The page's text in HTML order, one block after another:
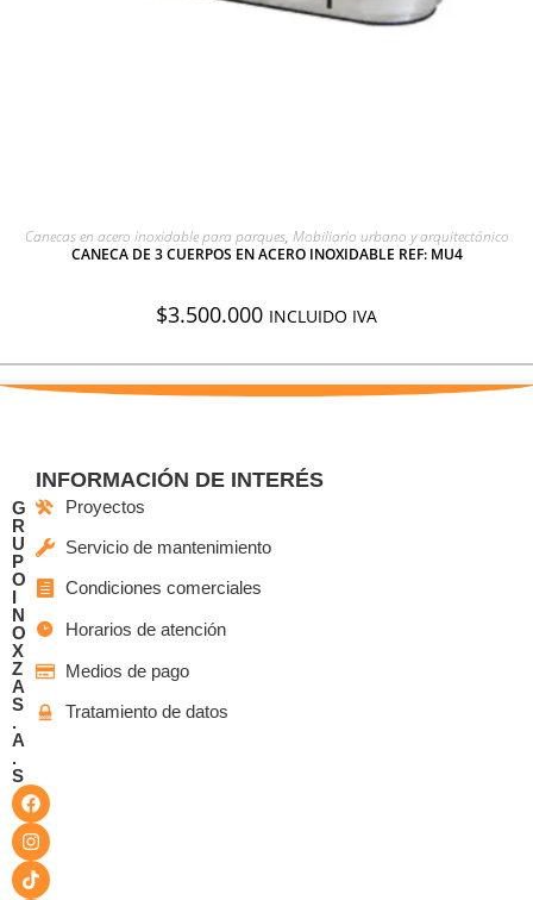
AGREGAR A COTIZACIÓN
Canecas en acero inoxidable para parques, Mobiliario urbano y arquitectónico
CANECA DE 3 CUERPOS EN ACERO INOXIDABLE REF: MU4
$3.500.000 INCLUIDO IVA
G
R
U
P
O
I
N
O
X
Z
A
S
.
A
.
S
INFORMACIÓN DE INTERÉS
Proyectos
Servicio de mantenimiento
Condiciones comerciales
Horarios de atención
Medios de pago
Tratamiento de datos